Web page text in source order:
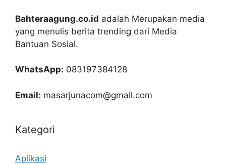
Bahteraagung.co.id adalah Merupakan media
yang menulis berita trending dari Media
Bantuan Sosial.
WhatsApp: 083197384128
Email: masarjunacom@gmail.com
Kategori
Aplikasi